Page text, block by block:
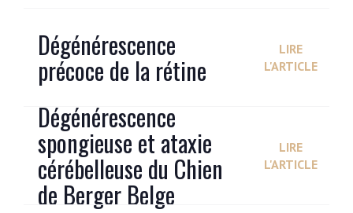
Dégénérescence
précoce de la rétine
LIRE
L'ARTICLE
Dégénérescence
spongieuse et ataxie
cérébelleuse du Chien
de Berger Belge
LIRE
L'ARTICLE